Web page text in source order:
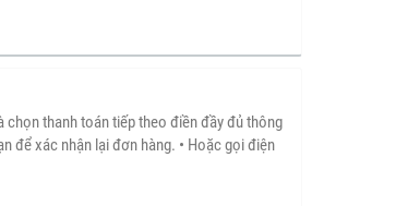
chọn thanh toán tiếp theo điền đầy đủ thông
để xác nhận lại đơn hàng. • Hoặc gọi điện